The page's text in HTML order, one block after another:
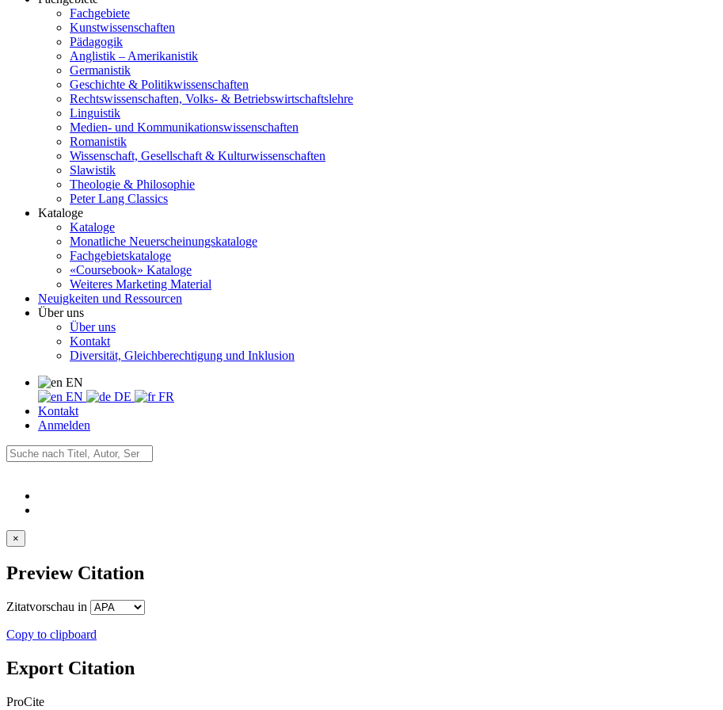
Fachgebiete
Kunstwissenschaften
Pädagogik
Anglistik – Amerikanistik
Germanistik
Geschichte & Politikwissenschaften
Rechtswissenschaften, Volks- & Betriebswirtschaftslehre
Linguistik
Medien- und Kommunikationswissenschaften
Romanistik
Wissenschaft, Gesellschaft & Kulturwissenschaften
Slawistik
Theologie & Philosophie
Peter Lang Classics
Kataloge
Kataloge
Monatliche Neuerscheinungskataloge
Fachgebietskataloge
«Coursebook» Kataloge
Weiteres Marketing Material
Neuigkeiten und Ressourcen
Über uns
Über uns
Kontakt
Diversität, Gleichberechtigung und Inklusion
EN
EN
DE
FR
Kontakt
Anmelden
×
Preview Citation
Zitatvorschau in
Copy to clipboard
Export Citation
ProCite